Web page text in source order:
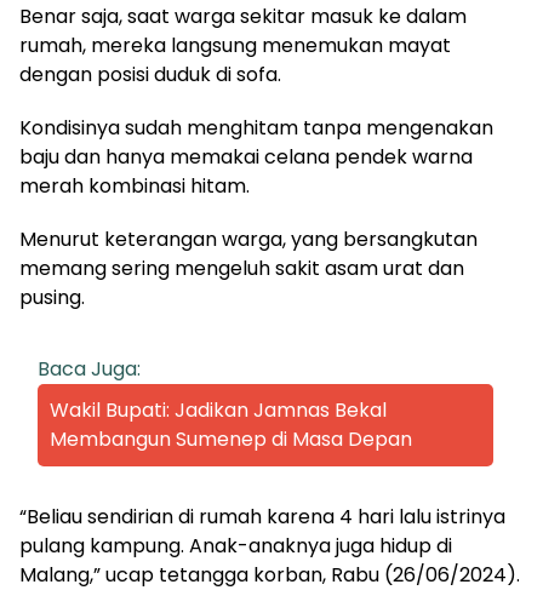
Benar saja, saat warga sekitar masuk ke dalam
rumah, mereka langsung menemukan mayat
dengan posisi duduk di sofa.
Kondisinya sudah menghitam tanpa mengenakan
baju dan hanya memakai celana pendek warna
merah kombinasi hitam.
Menurut keterangan warga, yang bersangkutan
memang sering mengeluh sakit asam urat dan
pusing.
Baca Juga:
Wakil Bupati: Jadikan Jamnas Bekal
Membangun Sumenep di Masa Depan
“Beliau sendirian di rumah karena 4 hari lalu istrinya
pulang kampung. Anak-anaknya juga hidup di
Malang,” ucap tetangga korban, Rabu (26/06/2024).